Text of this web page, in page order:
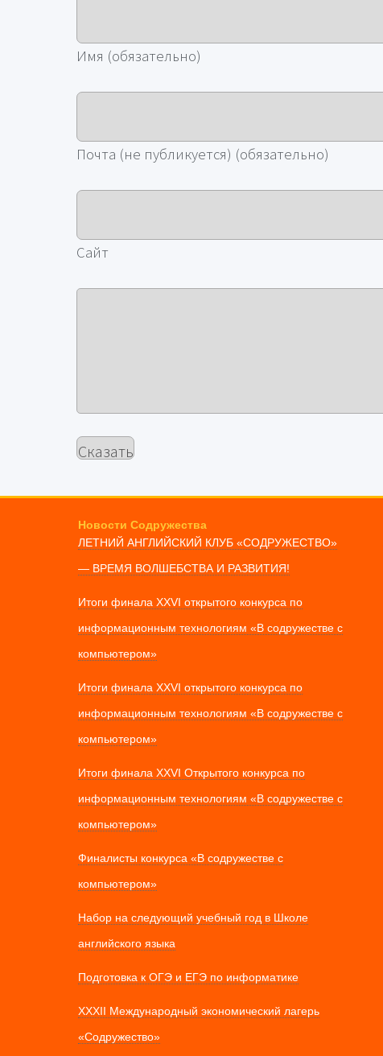
Имя (обязательно)
Почта (не публикуется) (обязательно)
Сайт
Новости Содружества
ЛЕТНИЙ АНГЛИЙСКИЙ КЛУБ «СОДРУЖЕСТВО»
— ВРЕМЯ ВОЛШЕБСТВА И РАЗВИТИЯ!
Итоги финала XXVI открытого конкурса по
информационным технологиям «В содружестве с
компьютером»
Итоги финала XXVI открытого конкурса по
информационным технологиям «В содружестве с
компьютером»
Итоги финала XXVI Открытого конкурса по
информационным технологиям «В содружестве с
компьютером»
Финалисты конкурса «В содружестве с
компьютером»
Набор на следующий учебный год в Школе
английского языка
Подготовка к ОГЭ и ЕГЭ по информатике
XXXII Международный экономический лагерь
«Содружество»